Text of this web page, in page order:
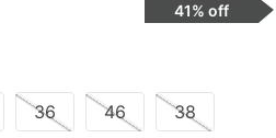
41% off
36 46 38